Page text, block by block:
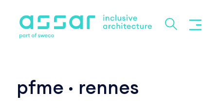
pfme · rennes